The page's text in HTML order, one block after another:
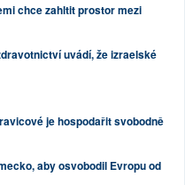
chce zahltit prostor mezi
uvádí, že izraelské
je hospodařit svobodně
aby osvobodil Evropu od